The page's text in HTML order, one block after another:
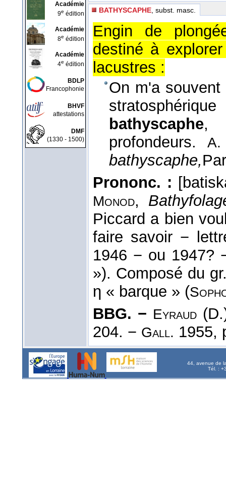
Académie
9e édition
Académie
8e édition
Académie
4e édition
BDLP
Francophonie
BHVF
attestations
DMF
(1330 - 1500)
BATHYSCAPHE , subst. masc.
Engin de
destiné à
lacustres :
On m'a
bathyscaphe,
profondeurs. A.
bathyscaphe,
Prononc. :
Monod,
Piccard a bien
faire savoir −
1946 − ou
»). Composé du
η « barque » (
BBG. − Eyraud
204. − Gall. 1955,
44, avenue de
Tél. :